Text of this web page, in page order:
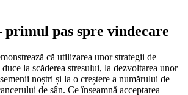
primul pas spre vindecare
că utilizarea unor strategii de
la scăderea stresului, la dezvoltarea unor
noștri și la o creștere a numărului de
de sân. Ce înseamnă acceptarea